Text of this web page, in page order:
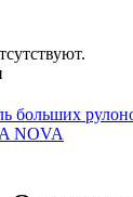
больших
NOVA